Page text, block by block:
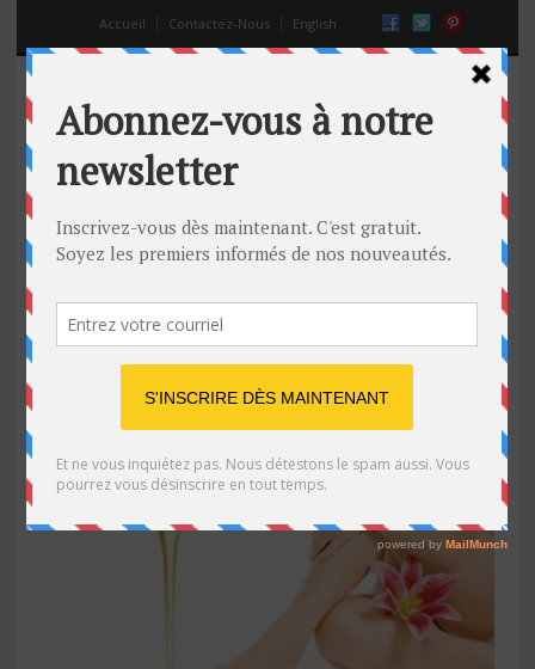
Accueil Contactez-Nous English
Guide de Séduction
Retrouvez nos conseils, trucs & astures sur